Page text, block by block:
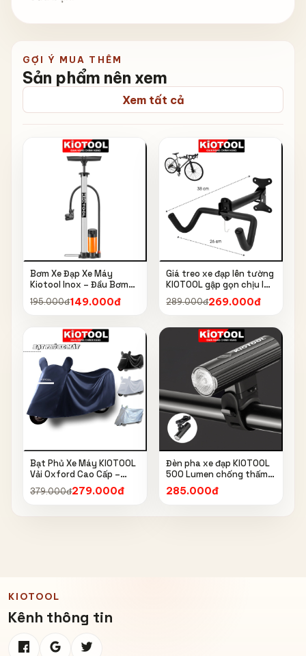
GỢI Ý MUA THÊM
Sản phẩm nên xem
Xem tất cả
Bơm Xe Đạp Xe Máy
Kiotool Inox – Đầu Bơm
Thông Minh, Kèm Bơm
Bóng, Đồng Hồ 160 PSI
195.000đ149.000đ
Giá treo xe đạp lên tường
KIOTOOL gập gọn chịu lực
cao kèm móc treo mũ bảo
hiểm
289.000đ269.000đ
Bạt Phủ Xe Máy KIOTOOL
Vải Oxford Cao Cấp –
Chống Nắng, Chống Mưa,
Chống Bụi, Chống Tia UV,
379.000đ279.000đ
Đèn pha xe đạp KIOTOOL
500 Lumen chống thấm
nước IPX6 6603
285.000đ
KIOTOOL
Kênh thông tin